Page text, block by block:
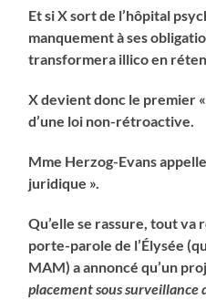
Et si X sort de l’hôpital
manquement à ses
transformera illico en
X devient donc le premier
d’une loi non-rétroactive.
Mme Herzog-Evans
juridique ».
Qu’elle se rassure, tout va
porte-parole de l’Élysée
MAM) a annoncé qu’un
placement sous surveillance